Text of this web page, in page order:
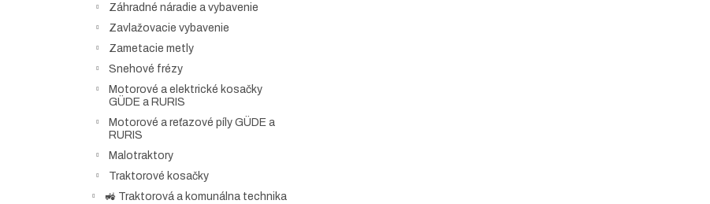
Záhradné náradie a vybavenie
Zavlažovacie vybavenie
Zametacie metly
Snehové frézy
Motorové a elektrické kosačky
GÜDE a RURIS
Motorové a reťazové píly GÜDE a
RURIS
Malotraktory
Traktorové kosačky
🚜 Traktorová a komunálna technika